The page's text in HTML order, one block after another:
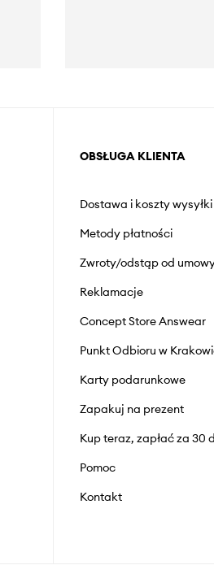
OBSŁUGA KLIENTA
Dostawa i koszty wysyłki
Metody płatności
Zwroty/odstąp od
Reklamacje
Concept Store Answear
Punkt Odbioru w
Karty podarunkowe
Zapakuj na prezent
Kup teraz, zapłać za 30
Pomoc
Kontakt